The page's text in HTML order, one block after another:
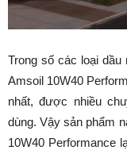
Trong số các loại
Amsoil 10W40
nhất, được nhiều
dùng. Vậy sản phẩm
10W40 Performance